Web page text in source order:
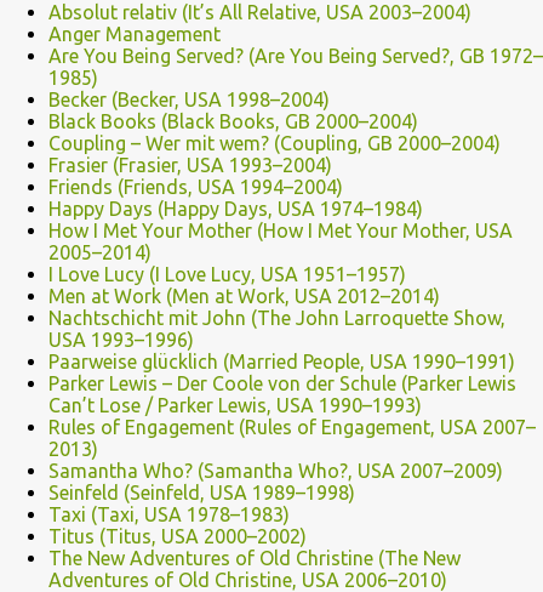
Absolut relativ (It’s All Relative, USA 2003–2004)
Anger Management
Are You Being Served? (Are You Being Served?, GB 1972–
1985)
Becker (Becker, USA 1998–2004)
Black Books (Black Books, GB 2000–2004)
Coupling – Wer mit wem? (Coupling, GB 2000–2004)
Frasier (Frasier, USA 1993–2004)
Friends (Friends, USA 1994–2004)
Happy Days (Happy Days, USA 1974–1984)
How I Met Your Mother (How I Met Your Mother, USA
2005–2014)
I Love Lucy (I Love Lucy, USA 1951–1957)
Men at Work (Men at Work, USA 2012–2014)
Nachtschicht mit John (The John Larroquette Show,
USA 1993–1996)
Paarweise glücklich (Married People, USA 1990–1991)
Parker Lewis – Der Coole von der Schule (Parker Lewis
Can’t Lose / Parker Lewis, USA 1990–1993)
Rules of Engagement (Rules of Engagement, USA 2007–
2013)
Samantha Who? (Samantha Who?, USA 2007–2009)
Seinfeld (Seinfeld, USA 1989–1998)
Taxi (Taxi, USA 1978–1983)
Titus (Titus, USA 2000–2002)
The New Adventures of Old Christine (The New
Adventures of Old Christine, USA 2006–2010)